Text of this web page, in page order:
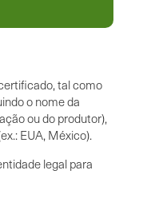
tal como
o nome da
ou do produtor),
EUA, México).
legal para